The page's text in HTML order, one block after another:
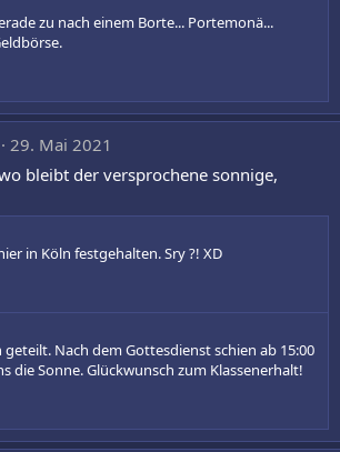
zu nach einem Borte... Portemonä...
29. Mai 2021
bleibt der versprochene sonnige,
in Köln festgehalten. Sry ?! XD
Nach dem Gottesdienst schien ab 15:00
die Sonne. Glückwunsch zum Klassenerhalt!